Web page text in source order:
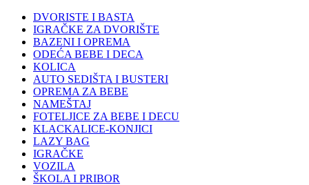
DVORISTE I BASTA
IGRAČKE ZA DVORIŠTE
BAZENI I OPREMA
ODEĆA BEBE I DECA
KOLICA
AUTO SEDIŠTA I BUSTERI
OPREMA ZA BEBE
NAMEŠTAJ
FOTELJICE ZA BEBE I DECU
KLACKALICE-KONJICI
LAZY BAG
IGRAČKE
VOZILA
ŠKOLA I PRIBOR